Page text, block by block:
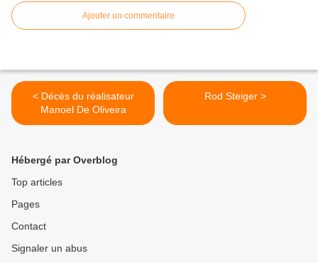
Ajouter un commentaire
< Décès du réalisateur
Manoel De Oliveira
Rod Steiger >
Hébergé par Overblog
Top articles
Pages
Contact
Signaler un abus